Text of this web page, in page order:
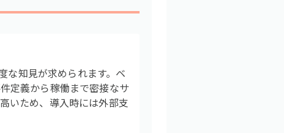
な知見が求められます。ベ
定義から稼働まで密接なサ
いため、導入時には外部支